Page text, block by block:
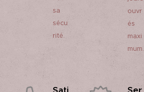
sa
sécu
rité.
ouvr
és
maxi
mum.